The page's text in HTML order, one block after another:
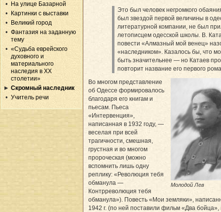
На улице Базарной
Картинки с выставки
Великий город
Фантазия на заданную
тему
«Судьба еврейского
духовного и
материального
наследия в XX
столетии»
Скромный наследник
Учитель речи
Это был человек негромкого
был звездой первой величины в
литературной компании, не был
летописцем одесской школы. В.
повести «Алмазный мой венец»
«наследником». Казалось бы, что
быть значительнее — но Катаев
повторит название его первого
Молодой Лев
Во многом представление
об Одессе формировалось
благодаря его книгам и
пьесам. Пьеса
«Интервенция»,
написанная в 1932 году, —
веселая при всей
трагичности, смешная,
грустная и во многом
пророческая (можно
вспомнить лишь одну
реплику: «Революция тебя
обманула —
Контрреволюция тебя
обманула»). Повесть «Мои земляки»,
1942 г. (по ней поставили фильм «Два бойца»,